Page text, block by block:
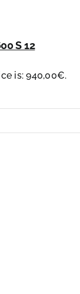
S 12
is: 940,00€.